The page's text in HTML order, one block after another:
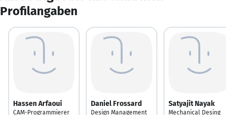
Profilangaben
Hassen Arfaoui
CAM-Programmierer
Daniel Frossard
Design Management
Satyajit Nayak
Mechanical Desing